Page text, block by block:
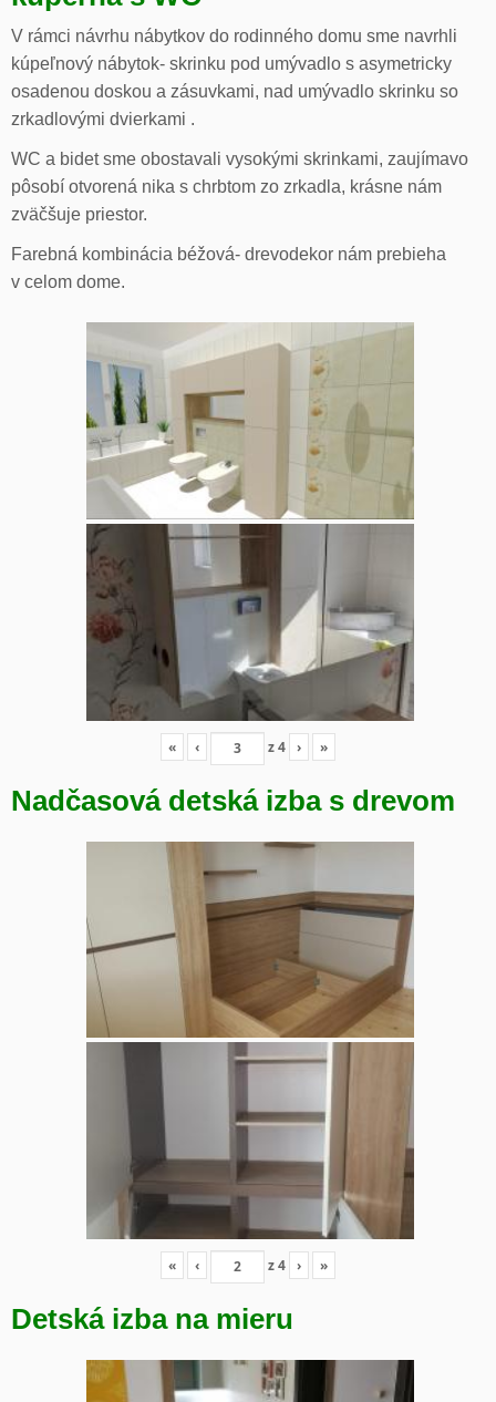
V rámci návrhu nábytkov do rodinného domu sme navrhli
kúpeľnový nábytok- skrinku pod umývadlo s asymetricky
osadenou doskou a zásuvkami, nad umývadlo skrinku so
zrkadlovými dvierkami .
WC a bidet sme obostavali vysokými skrinkami, zaujímavo
pôsobí otvorená nika s chrbtom zo zrkadla, krásne nám
zväčšuje priestor.
Farebná kombinácia béžová- drevodekor nám prebieha
v celom dome.
« ‹ z4 › »
Nadčasová detská izba s drevom
« ‹ z4 › »
Detská izba na mieru